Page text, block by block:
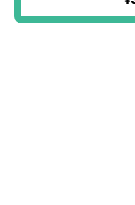
ダに加え